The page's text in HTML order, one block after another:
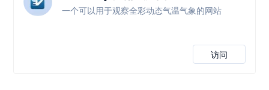
一个可以用于观察全彩动态气温气象的网站
访问